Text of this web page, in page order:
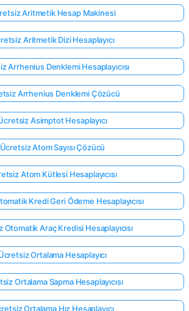
Aritmetik Hesap Makinesi
Aritmetik Dizi Hesaplayıcı
Arrhenius Denklemi Hesaplayıcısı
Arrhenius Denklemi Çözücü
Asimptot Hesaplayıcı
Ücretsiz Atom Sayısı Çözücü
Atom Kütlesi Hesaplayıcısı
Kredi Geri Ödeme Hesaplayıcısı
Otomatik Araç Kredisi Hesaplayıcısı
Ortalama Hesaplayıcı
Ortalama Sapma Hesaplayıcısı
Ortalama Hız Hesaplayıcı